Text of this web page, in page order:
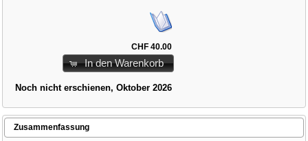
CHF 40.00
In den Warenkorb
Noch nicht erschienen, Oktober 2026
Zusammenfassung